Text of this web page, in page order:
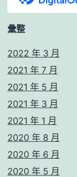
彙整
2022 年 3 月
2021 年 7 月
2021 年 5 月
2021 年 3 月
2021 年 1 月
2020 年 8 月
2020 年 6 月
2020 年 5 月